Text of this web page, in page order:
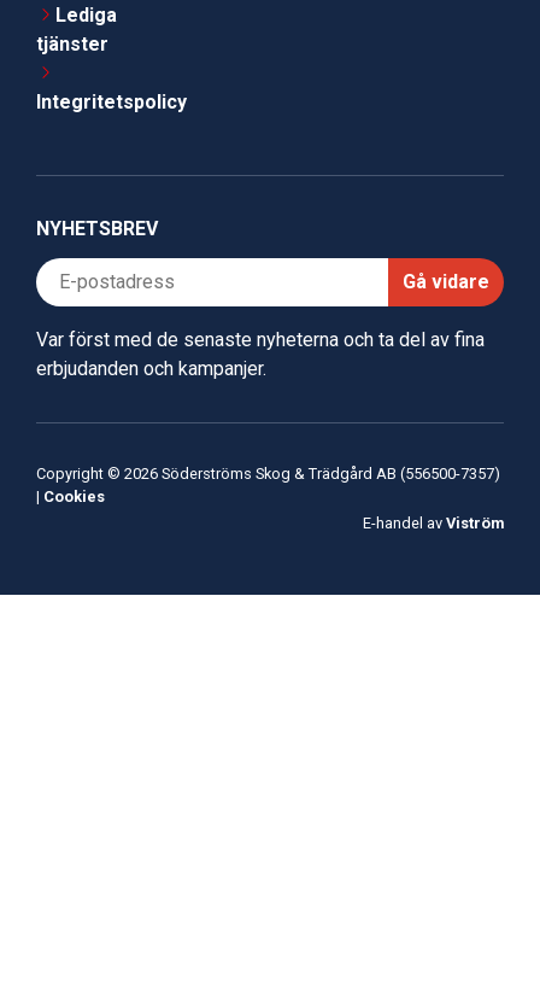
Lediga
tjänster
Integritetspolicy
NYHETSBREV
Gå vidare
Var först med de senaste nyheterna och ta del av fina
erbjudanden och kampanjer.
Copyright © 2026 Söderströms Skog & Trädgård AB (556500-7357)
| Cookies
E-handel av Viström